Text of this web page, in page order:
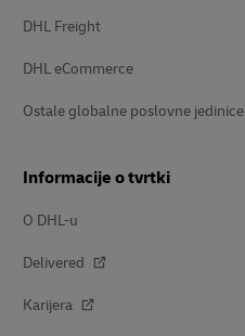
DHL Freight
DHL eCommerce
Ostale globalne poslovne jedinice
Informacije o tvrtki
O DHL-u
Delivered
Karijera